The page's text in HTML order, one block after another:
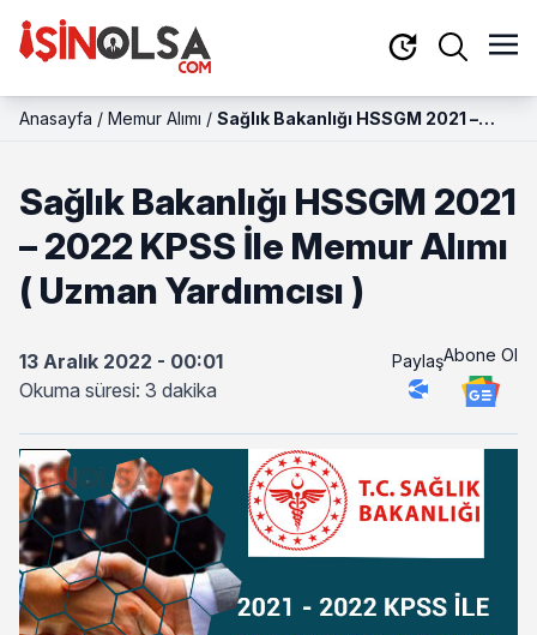
Anasayfa / Memur Alımı / Sağlık Bakanlığı HSSGM 2021 –
Sağlık Bakanlığı HSSGM 2021
– 2022 KPSS İle Memur Alımı
( Uzman Yardımcısı )
13 Aralık 2022 - 00:01
Okuma süresi: 3 dakika
PaylaşAbone Ol